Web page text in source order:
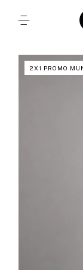
2X1 PROMO